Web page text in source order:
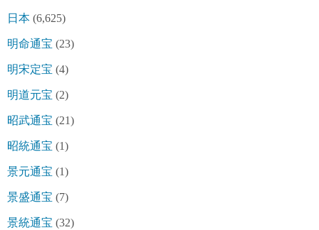
日本 (6,625)
明命通宝 (23)
明宋定宝 (4)
明道元宝 (2)
昭武通宝 (21)
昭統通宝 (1)
景元通宝 (1)
景盛通宝 (7)
景統通宝 (32)